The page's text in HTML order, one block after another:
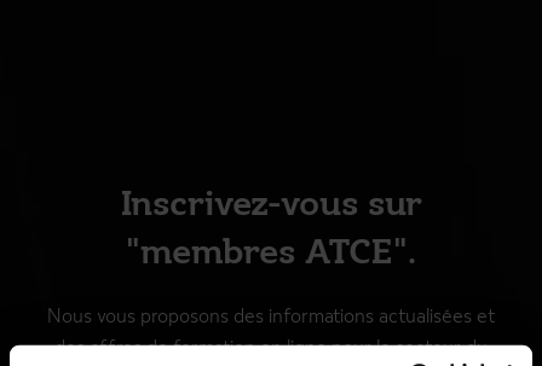
Inscrivez-vous sur
"membres ATCE".
Nous vous proposons des informations actualisées et
des offres de formation en ligne pour le secteur du